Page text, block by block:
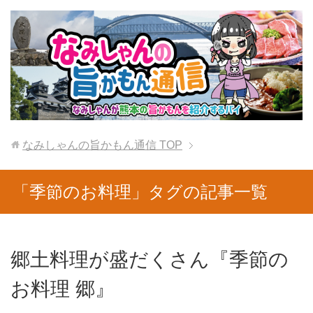
なみしゃんの旨かもん通信 TOP
「季節のお料理」タグの記事一覧
郷土料理が盛だくさん『季節の
お料理 郷』